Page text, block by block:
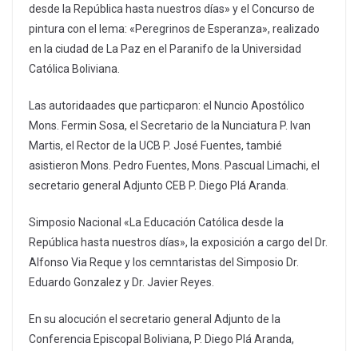
desde la República hasta nuestros días» y el Concurso de
pintura con el lema: «Peregrinos de Esperanza», realizado
en la ciudad de La Paz en el Paranifo de la Universidad
Católica Boliviana.
Las autoridaades que particparon: el Nuncio Apostólico
Mons. Fermin Sosa, el Secretario de la Nunciatura P. Ivan
Martis, el Rector de la UCB P. José Fuentes, tambié
asistieron Mons. Pedro Fuentes, Mons. Pascual Limachi, el
secretario general Adjunto CEB P. Diego Plá Aranda.
Simposio Nacional «La Educación Católica desde la
República hasta nuestros días», la exposición a cargo del Dr.
Alfonso Via Reque y los cemntaristas del Simposio Dr.
Eduardo Gonzalez y Dr. Javier Reyes.
En su alocución el secretario general Adjunto de la
Conferencia Episcopal Boliviana, P. Diego Plá Aranda,